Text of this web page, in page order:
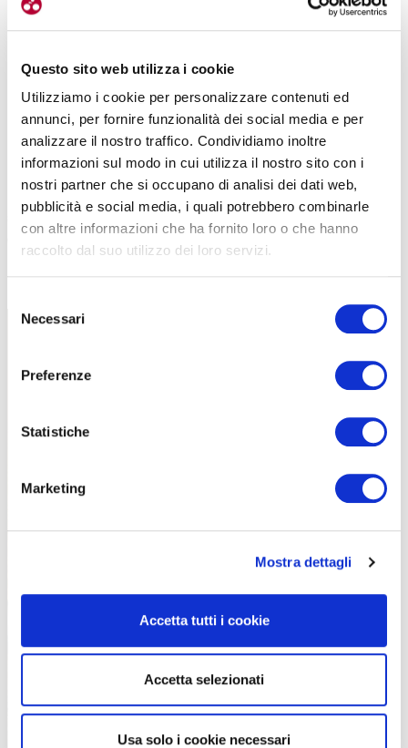
Questo sito web utilizza i cookie
Utilizziamo i cookie per personalizzare contenuti ed
annunci, per fornire funzionalità dei social media e per
analizzare il nostro traffico. Condividiamo inoltre
informazioni sul modo in cui utilizza il nostro sito con i
nostri partner che si occupano di analisi dei dati web,
pubblicità e social media, i quali potrebbero combinarle
con altre informazioni che ha fornito loro o che hanno
raccolto dal suo utilizzo dei loro servizi.
delNecessari
Preferenze
Statistiche
Marketing
Mostra dettagli
Accetta tutti i cookie
Accetta selezionati
Usa solo i cookie necessari
«Provando ad andare in bici – riprende il discorso Zago – le
persone scoprono diverse cose: innanzitutto che è piacevole,
si può pedalare con la pioggia e soprattutto scoprono una città
che non conoscevano, abituati a spostarsi in automobile, un “cubo”
chiuso che ti separa dall’ambiente esterno. Insomma, si rendono
conto che non è poi così impossibile spostarsi su due ruote, anzi».